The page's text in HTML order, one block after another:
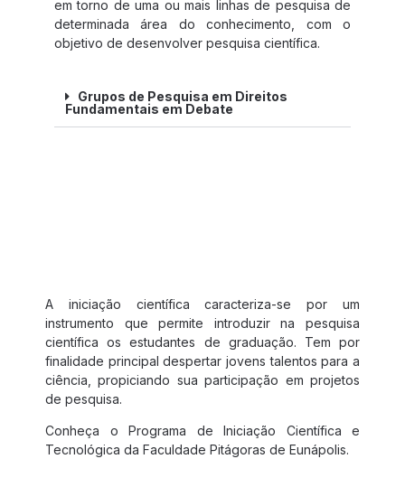
em torno de uma ou mais linhas de pesquisa de
determinada área do conhecimento, com o
objetivo de desenvolver pesquisa científica.
Grupos de Pesquisa em Direitos
Fundamentais em Debate
A iniciação científica caracteriza-se por um
instrumento que permite introduzir na pesquisa
científica os estudantes de graduação. Tem por
finalidade principal despertar jovens talentos para a
ciência, propiciando sua participação em projetos
de pesquisa.
Conheça o Programa de Iniciação Científica e
Tecnológica da Faculdade Pitágoras de Eunápolis.